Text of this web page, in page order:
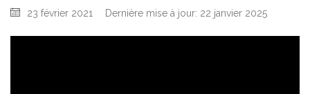
23 février 2021 Dernière mise à jour: 22 janvier 2025